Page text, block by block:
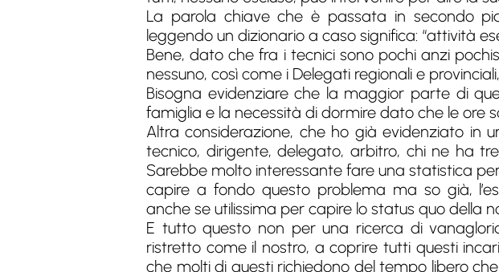
La parola chiave che è passata in secondo
leggendo un dizionario a caso significa: “attività
Bene, dato che fra i tecnici sono pochi anzi
nessuno, così come i Delegati regionali e
Bisogna evidenziare che la maggior parte di
famiglia e la necessità di dormire dato che le ore
Altra considerazione, che ho già evidenziato in
tecnico, dirigente, delegato, arbitro, chi ne ha
Sarebbe molto interessante fare una statistica
capire a fondo questo problema ma so già,
anche se utilissima per capire lo status quo della
E tutto questo non per una ricerca di
ristretto come il nostro, a coprire tutti questi
che molti di questi richiedono del tempo libero